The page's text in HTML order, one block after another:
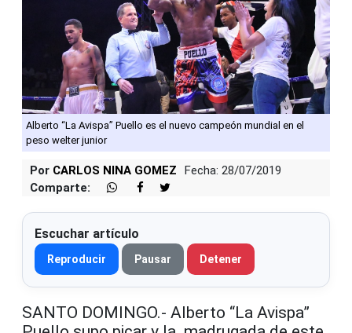
Alberto “La Avispa” Puello es el nuevo campeón mundial en el
peso welter junior
Por CARLOS NINA GOMEZ
Fecha: 28/07/2019
Comparte:
Escuchar artículo
Reproducir Pausar Detener
SANTO DOMINGO.- Alberto “La Avispa”